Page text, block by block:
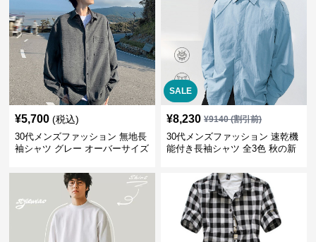
¥5,700 (税込)
30代メンズファッション 無地長
袖シャツ グレー オーバーサイズ
SALE
¥8,230 ¥9140(割引前)
30代メンズファッション 速乾機
能付き長袖シャツ 全3色 秋の新